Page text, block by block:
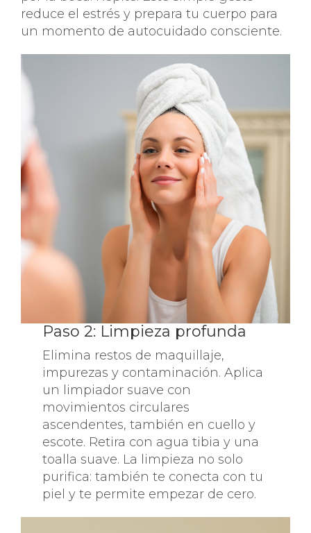
reduce el estrés y prepara tu cuerpo para
un momento de autocuidado consciente.
Paso 2: Limpieza profunda
Elimina restos de maquillaje,
impurezas y contaminación. Aplica
un limpiador suave con
movimientos circulares
ascendentes, también en cuello y
escote. Retira con agua tibia y una
toalla suave. La limpieza no solo
purifica: también te conecta con tu
piel y te permite empezar de cero.